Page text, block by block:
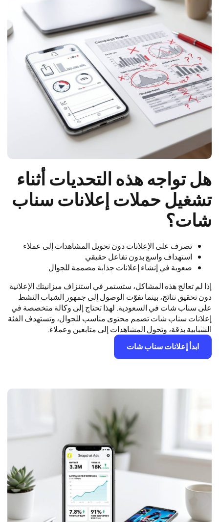
هل تواجه هذه التحديات أثناء
تشغيل حملات إعلانات سناب
شات؟
تصرف على الإعلانات دون تحويل المشاهدات إلى عملاء
استهداف واسع بدون تفاعل حقيقي
صعوبة في إنشاء إعلانات جذابة مصممة للجوال
إذا لم تعالج هذه المشاكل، ستستمر في استنزاف ميزانيتك الإعلانية
دون تحقيق نتائج، بينما تفوّت الوصول إلى جمهور الشباب النشط
على سناب شات في السعودية. لهذا تحتاج إلى وكالة متخصصة في
إعلانات سناب شات تصمم محتوى مناسب للجوال، وتستهدف الفئة
الشبابية بدقة، وتحول المشاهدات إلى متابعين وعملاء.
ابدأ إعلانات سناب شات